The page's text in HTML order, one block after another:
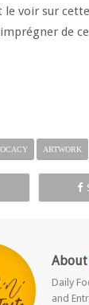
voir sur
de
ARTWORK
About
Daily
and